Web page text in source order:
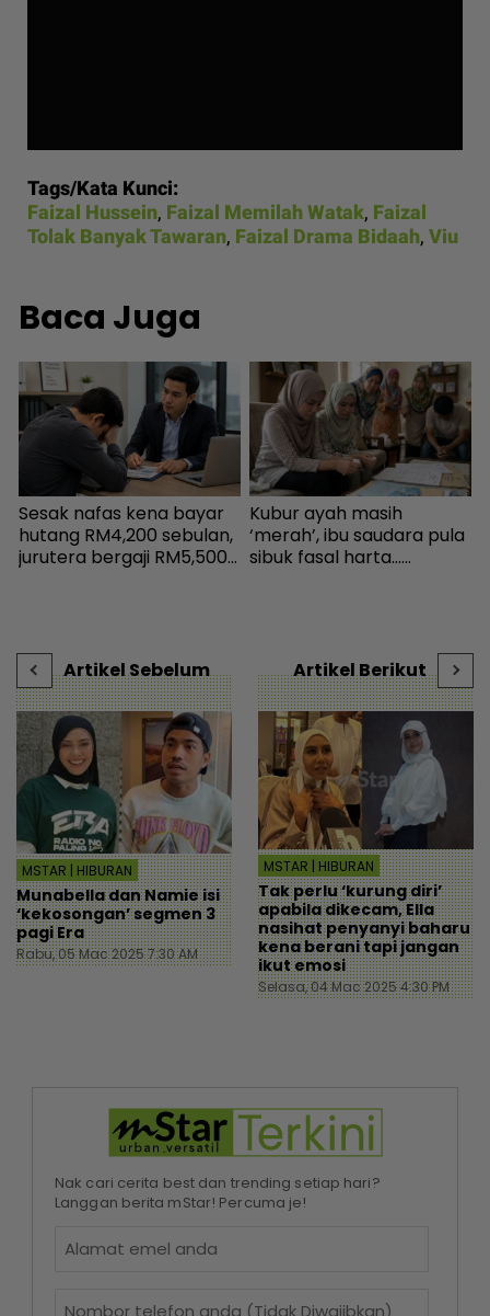
Tags/Kata Kunci:
Faizal Hussein, Faizal Memilah Watak, Faizal
Tolak Banyak Tawaran, Faizal Drama Bidaah, Viu
Baca Juga
Sesak nafas kena bayar
hutang RM4,200 sebulan,
jurutera bergaji RM5,500
Kubur ayah masih
‘merah’, ibu saudara pula
sibuk fasal harta...
Artikel Sebelum
MSTAR | HIBURAN
Munabella dan Namie isi
‘kekosongan’ segmen 3
pagi Era
Rabu, 05 Mac 2025 7:30 AM
Artikel Berikut
MSTAR | HIBURAN
Tak perlu ‘kurung diri’
apabila dikecam, Ella
nasihat penyanyi baharu
kena berani tapi jangan
ikut emosi
Selasa, 04 Mac 2025 4:30 PM
Nak cari cerita best dan trending setiap hari?
Langgan berita mStar! Percuma je!